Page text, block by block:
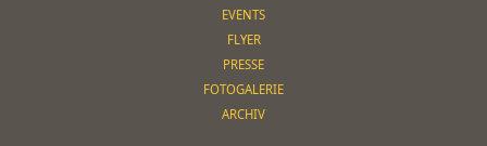
EVENTS
FLYER
PRESSE
FOTOGALERIE
ARCHIV